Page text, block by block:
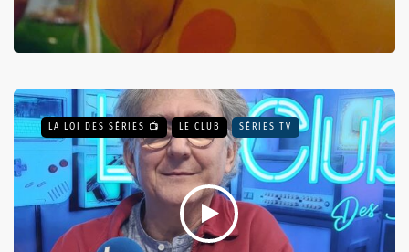
LA LOI DES SÉRIES 📺 LE CLUB SÉRIES TV